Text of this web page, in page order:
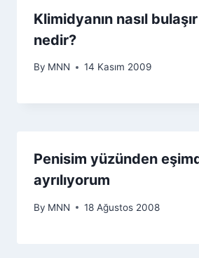
Klimidyanın nasıl
nedir?
By MNN 14 Kasım 2009
Penisim yüzünden
ayrılıyorum
By MNN 18 Ağustos 2008